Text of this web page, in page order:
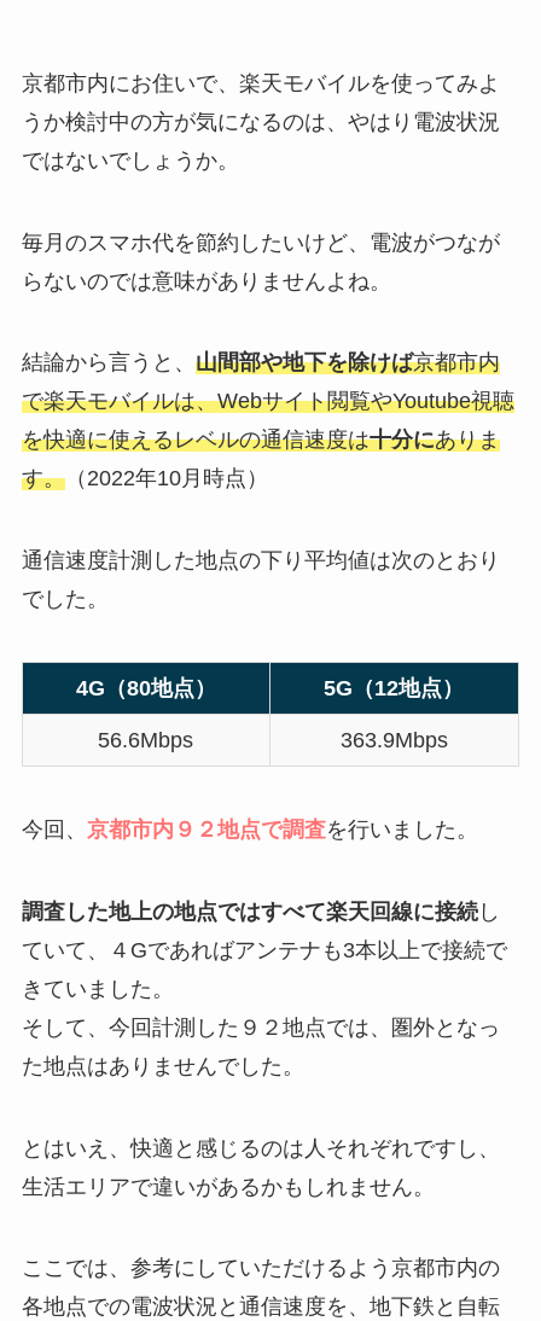
京都市内にお住いで、楽天モバイルを使ってみよ
うか検討中の方が気になるのは、やはり電波状況
ではないでしょうか。
毎月のスマホ代を節約したいけど、電波がつなが
らないのでは意味がありませんよね。
結論から言うと、 山間部や地下を除けば京都市内
で楽天モバイルは、Webサイト閲覧やYoutube視聴
を快適に使えるレベルの通信速度は十分にありま
す。（2022年10月時点）
通信速度計測した地点の下り平均値は次のとおり
でした。
4G（80地点） 5G（12地点）
56.6Mbps 363.9Mbps
今回、 京都市内９２地点で調査を行いました。
調査した地上の地点ではすべて楽天回線に接続し
ていて、４Gであればアンテナも3本以上で接続で
きていました。
そして、今回計測した９２地点では、圏外となっ
た地点はありませんでした。
とはいえ、快適と感じるのは人それぞれですし、
生活エリアで違いがあるかもしれません。
ここでは、参考にしていただけるよう京都市内の
各地点での電波状況と通信速度を、地下鉄と自転